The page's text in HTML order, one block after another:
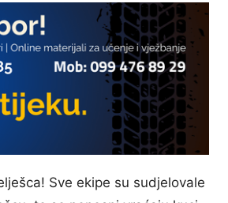
Sve ekipe su sudjelovale